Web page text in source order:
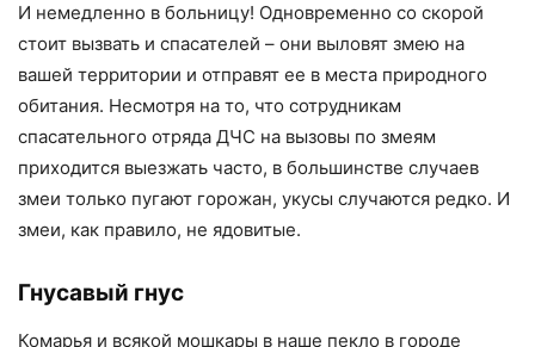
И немедленно в больницу! Одновременно со скорой
стоит вызвать и спасателей – они выловят змею на
вашей территории и отправят ее в места природного
обитания. Несмотря на то, что сотрудникам
спасательного отряда ДЧС на вызовы по змеям
приходится выезжать часто, в большинстве случаев
змеи только пугают горожан, укусы случаются редко. И
змеи, как правило, не ядовитые.
Гнусавый гнус
Комарья и всякой мошкары в наше пекло в городе